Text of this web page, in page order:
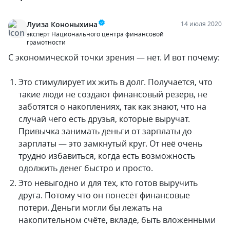
Луиза Кононыхина
эксперт Национального центра финансовой
грамотности
14 июля 2020
С экономической точки зрения — нет. И вот почему:
Это стимулирует их жить в долг. Получается, что
такие люди не создают финансовый резерв, не
заботятся о накоплениях, так как знают, что на
случай чего есть друзья, которые выручат.
Привычка занимать деньги от зарплаты до
зарплаты — это замкнутый круг. От неё очень
трудно избавиться, когда есть возможность
одолжить денег быстро и просто.
Это невыгодно и для тех, кто готов выручить
друга. Потому что он понесёт финансовые
потери. Деньги могли бы лежать на
накопительном счёте, вкладе, быть вложенными